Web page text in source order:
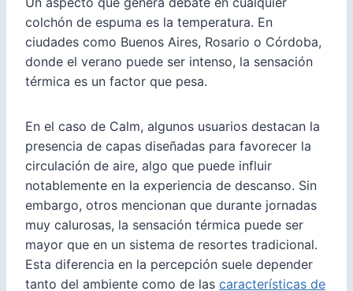
colchón de espuma es la temperatura. En
ciudades como Buenos Aires, Rosario o Córdoba,
donde el verano puede ser intenso, la sensación
térmica es un factor que pesa.
En el caso de Calm, algunos usuarios destacan la
presencia de capas diseñadas para favorecer la
circulación de aire, algo que puede influir
notablemente en la experiencia de descanso. Sin
embargo, otros mencionan que durante jornadas
muy calurosas, la sensación térmica puede ser
mayor que en un sistema de resortes tradicional.
Esta diferencia en la percepción suele depender
tanto del ambiente como de las características de